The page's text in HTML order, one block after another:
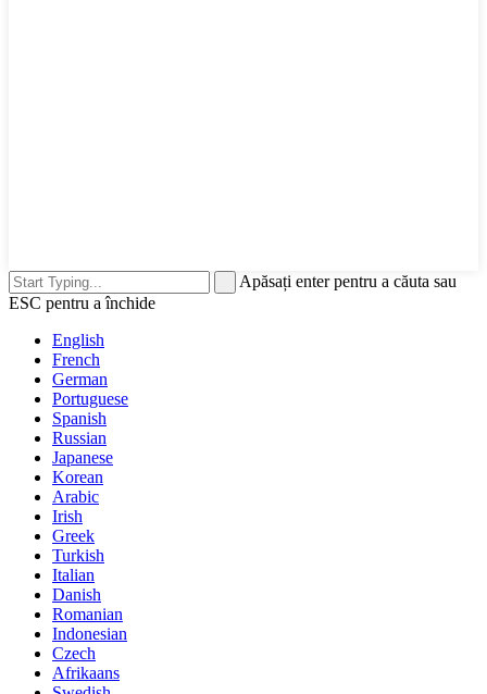
Apăsați enter pentru a căuta sau
ESC pentru a închide
English
French
German
Portuguese
Spanish
Russian
Japanese
Korean
Arabic
Irish
Greek
Turkish
Italian
Danish
Romanian
Indonesian
Czech
Afrikaans